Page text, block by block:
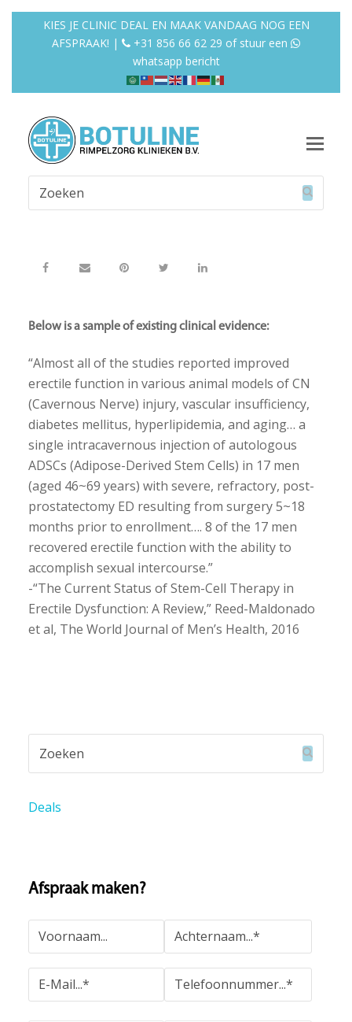
KIES JE CLINIC DEAL EN MAAK VANDAAG NOG EEN
AFSPRAAK! |
+31 856 66 62 29 of stuur een
whatsapp bericht
Zoeken
Below is a sample of existing clinical evidence:
“Almost all of the studies reported improved
erectile function in various animal models of CN
(Cavernous Nerve) injury, vascular insufficiency,
diabetes mellitus, hyperlipidemia, and aging… a
single intracavernous injection of autologous
ADSCs (Adipose-Derived Stem Cells) in 17 men
(aged 46~69 years) with severe, refractory, post-
prostatectomy ED resulting from surgery 5~18
months prior to enrollment…. 8 of the 17 men
recovered erectile function with the ability to
accomplish sexual intercourse.”
-“The Current Status of Stem-Cell Therapy in
Erectile Dysfunction: A Review,” Reed-Maldonado
et al, The World Journal of Men’s Health, 2016
Deals
Afspraak maken?